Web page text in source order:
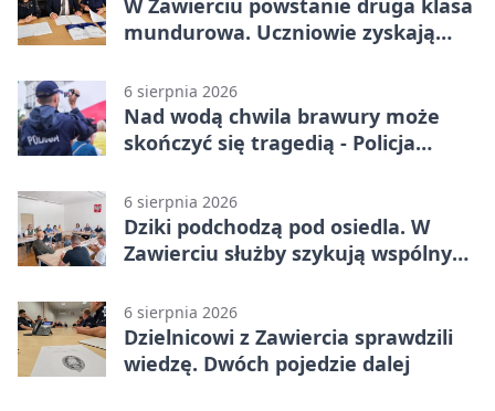
W Zawierciu powstanie druga klasa
mundurowa. Uczniowie zyskają
6 sierpnia 2026
Nad wodą chwila brawury może
skończyć się tragedią - Policja
6 sierpnia 2026
Dziki podchodzą pod osiedla. W
Zawierciu służby szykują wspólny
6 sierpnia 2026
Dzielnicowi z Zawiercia sprawdzili
wiedzę. Dwóch pojedzie dalej